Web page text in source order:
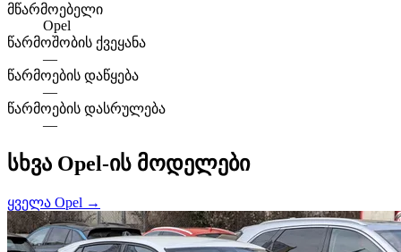
მწარმოებელი
Opel
წარმოშობის ქვეყანა
—
წარმოების დაწყება
—
წარმოების დასრულება
—
სხვა Opel-ის მოდელები
ყველა Opel →